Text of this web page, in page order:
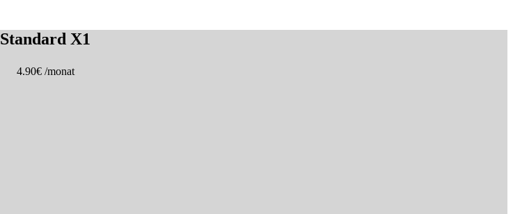
Standard X1
4.90€/monat